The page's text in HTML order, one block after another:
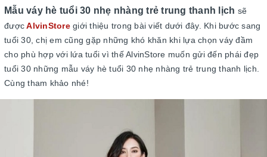
Mẫu váy hè tuổi 30 nhẹ nhàng trẻ trung thanh lịch sẽ
đượcAlvinStoregiới thiệu trong bài viết dưới đây. Khi bước sang
tuổi 30, chị em cũng gặp những khó khăn khi lựa chọn váy đầm
cho phù hợp với lứa tuổi vì thế AlvinStore muốn gửi đến phái đẹp
tuổi 30 những mẫu váy hè tuổi 30 nhẹ nhàng trẻ trung thanh lịch.
Cùng tham khảo nhé!